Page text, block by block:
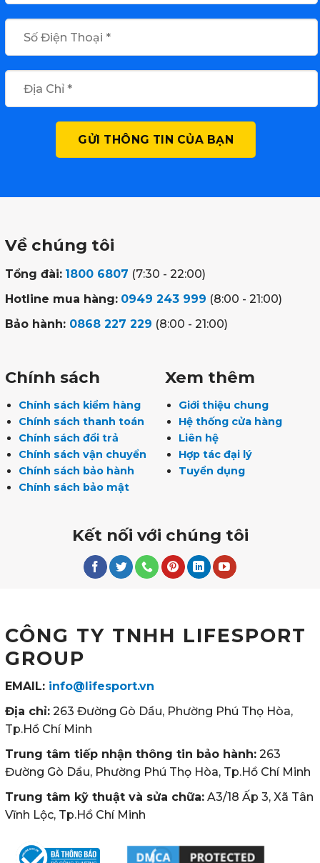
Về chúng tôi
Tổng đài: 1800 6807 (7:30 - 22:00)
Hotline mua hàng: 0949 243 999 (8:00 - 21:00)
Bảo hành: 0868 227 229 (8:00 - 21:00)
Chính sách
Chính sách kiểm hàng
Chính sách thanh toán
Chính sách đổi trả
Chính sách vận chuyển
Chính sách bảo hành
Chính sách bảo mật
Xem thêm
Giới thiệu chung
Hệ thống cửa hàng
Liên hệ
Hợp tác đại lý
Tuyển dụng
Kết nối với chúng tôi
CÔNG TY TNHH LIFESPORT
GROUP
EMAIL: info@lifesport.vn
Địa chỉ: 263 Đường Gò Dầu, Phường Phú Thọ Hòa,
Tp.Hồ Chí Minh
Trung tâm tiếp nhận thông tin bảo hành: 263
Đường Gò Dầu, Phường Phú Thọ Hòa, Tp.Hồ Chí Minh
Trung tâm kỹ thuật và sửa chữa: A3/18 Ấp 3, Xã Tân
Vĩnh Lộc, Tp.Hồ Chí Minh